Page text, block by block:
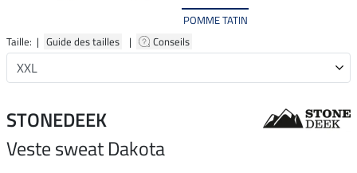
POMME TATIN
Taille: | Guide des tailles | Conseils
STONEDEEK
Veste sweat Dakota